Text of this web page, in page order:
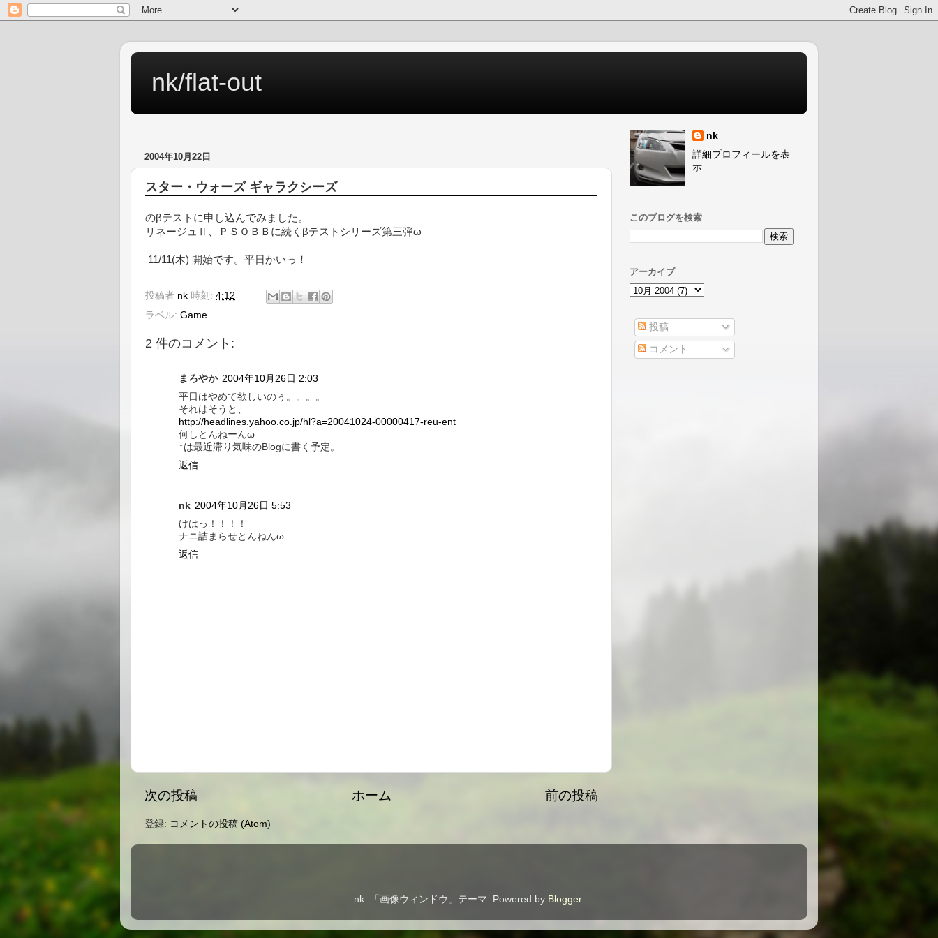
nk/flat-out
2004年10月22日
スター・ウォーズ ギャラクシーズ
のβテストに申し込んでみました。
リネージュⅡ、ＰＳＯＢＢに続くβテストシリーズ第三弾ω
11/11(木) 開始です。平日かいっ！
投稿者 nk 時刻: 4:12
ラベル: Game
2 件のコメント:
まろやか 2004年10月26日 2:03
平日はやめて欲しいのぅ。。。。
それはそうと、
http://headlines.yahoo.co.jp/hl?a=20041024-00000417-reu-ent
何しとんねーんω
↑は最近滞り気味のBlogに書く予定。
返信
nk 2004年10月26日 5:53
けはっ！！！！
ナニ詰まらせとんねんω
返信
次の投稿 前の投稿
ホーム
登録: コメントの投稿 (Atom)
nk
詳細プロフィールを表
示
このブログを検索
アーカイブ
投稿
コメント
nk. 「画像ウィンドウ」テーマ. Powered by Blogger.